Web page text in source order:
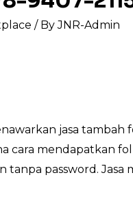
/ ByJNR-Admin
jasa
cara mendapatkan
tanpa password.